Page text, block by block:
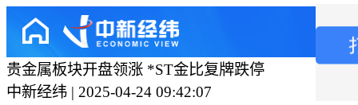
贵金属板块开盘领涨 *ST金比复牌跌停
中新经纬 | 2025-04-24 09:42:07